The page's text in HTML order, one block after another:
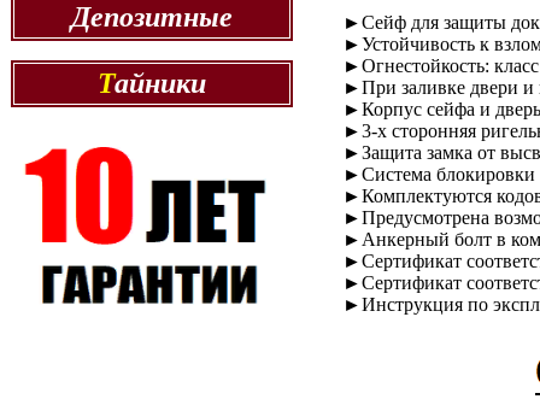
Депозитные
Тайники
►Сейф для защиты
►Устойчивость к
►Огнестойкость:
►При заливке двери и
►Корпус сейфа и
►3-х сторонняя
►Защита замка от
►Система блокировки
►Комплектуются
►Предусмотрена
►Анкерный болт в
►Сертификат
►Сертификат
►Инструкция по